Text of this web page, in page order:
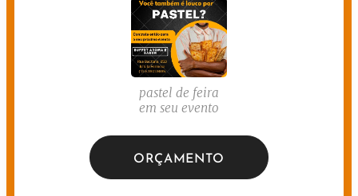
pastel de feira
em seu evento
ORÇAMENTO